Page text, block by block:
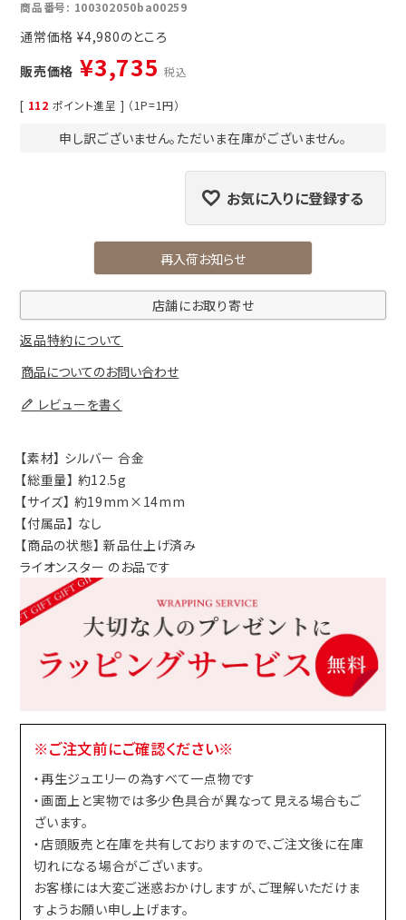
商品番号 100302050ba00259
通常価格 ¥4,980
販売価格 ¥3,735 税込
[ 112 ポイント進呈 ] （1P=1円）
申し訳ございません。ただいま在庫がございません。
お気に入りに登録する
再入荷お知らせ
店舗にお取り寄せ
返品特約について
商品についてのお問い合わせ
レビューを書く
【素材】 シルバー 合金
【総重量】 約12.5g
【サイズ】 約19mm×14mm
【付属品】 なし
【商品の状態】 新品仕上げ済み
ライオンスター のお品です
※ご注文前にご確認ください※
・再生ジュエリーの為すべて一点物です
・画面上と実物では多少色具合が異なって見える場合もご
ざいます。
・店頭販売と在庫を共有しておりますので、ご注文後に在庫
切れになる場合がございます。
お客様には大変ご迷惑おかけしますが、ご理解いただけま
すようお願い申し上げます。